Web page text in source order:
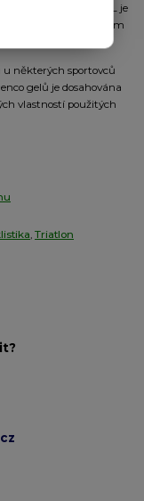
GEL LONG TRAIL je
buněk před oxidativním
fyzické zátěži.
některých sportovců
gelů je dosahována
vlastností použitých
, Triatlon